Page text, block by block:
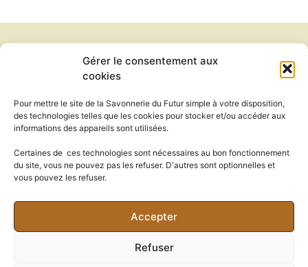
Gérer le consentement aux
cookies
Pour mettre le site de la Savonnerie du Futur simple à votre disposition,
des technologies telles que les cookies pour stocker et/ou accéder aux
informations des appareils sont utilisées.
Certaines de ces technologies sont nécessaires au bon fonctionnement
du site, vous ne pouvez pas les refuser. D'autres sont optionnelles et
vous pouvez les refuser.
Accepter
Refuser
Newsletter
Conditions générales de vente
Politique de cookies
Mentions légales